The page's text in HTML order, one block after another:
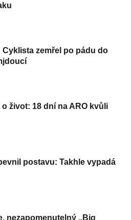
zemřel po pádu do
život: 18 dní na ARO kvůli
postavu: Takhle vypadá
nezapomenutelný „Big